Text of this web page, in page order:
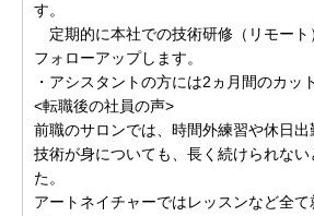
す。
定期的に本社での技術研修（リモート
フォローアップします。
・アシスタントの方には2ヵ月間のカッ
<転職後の社員の声>
前職のサロンでは、時間外練習や休日出
技術が身についても、長く続けられない
た。
アートネイチャーではレッスンなど全